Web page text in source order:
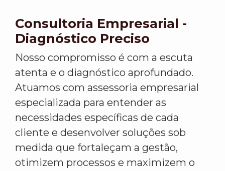
Consultoria Empresarial -
Diagnóstico Preciso
Nosso compromisso é com a escuta
atenta e o diagnóstico aprofundado.
Atuamos com assessoria empresarial
especializada para entender as
necessidades específicas de cada
cliente e desenvolver soluções sob
medida que fortaleçam a gestão,
otimizem processos e maximizem o